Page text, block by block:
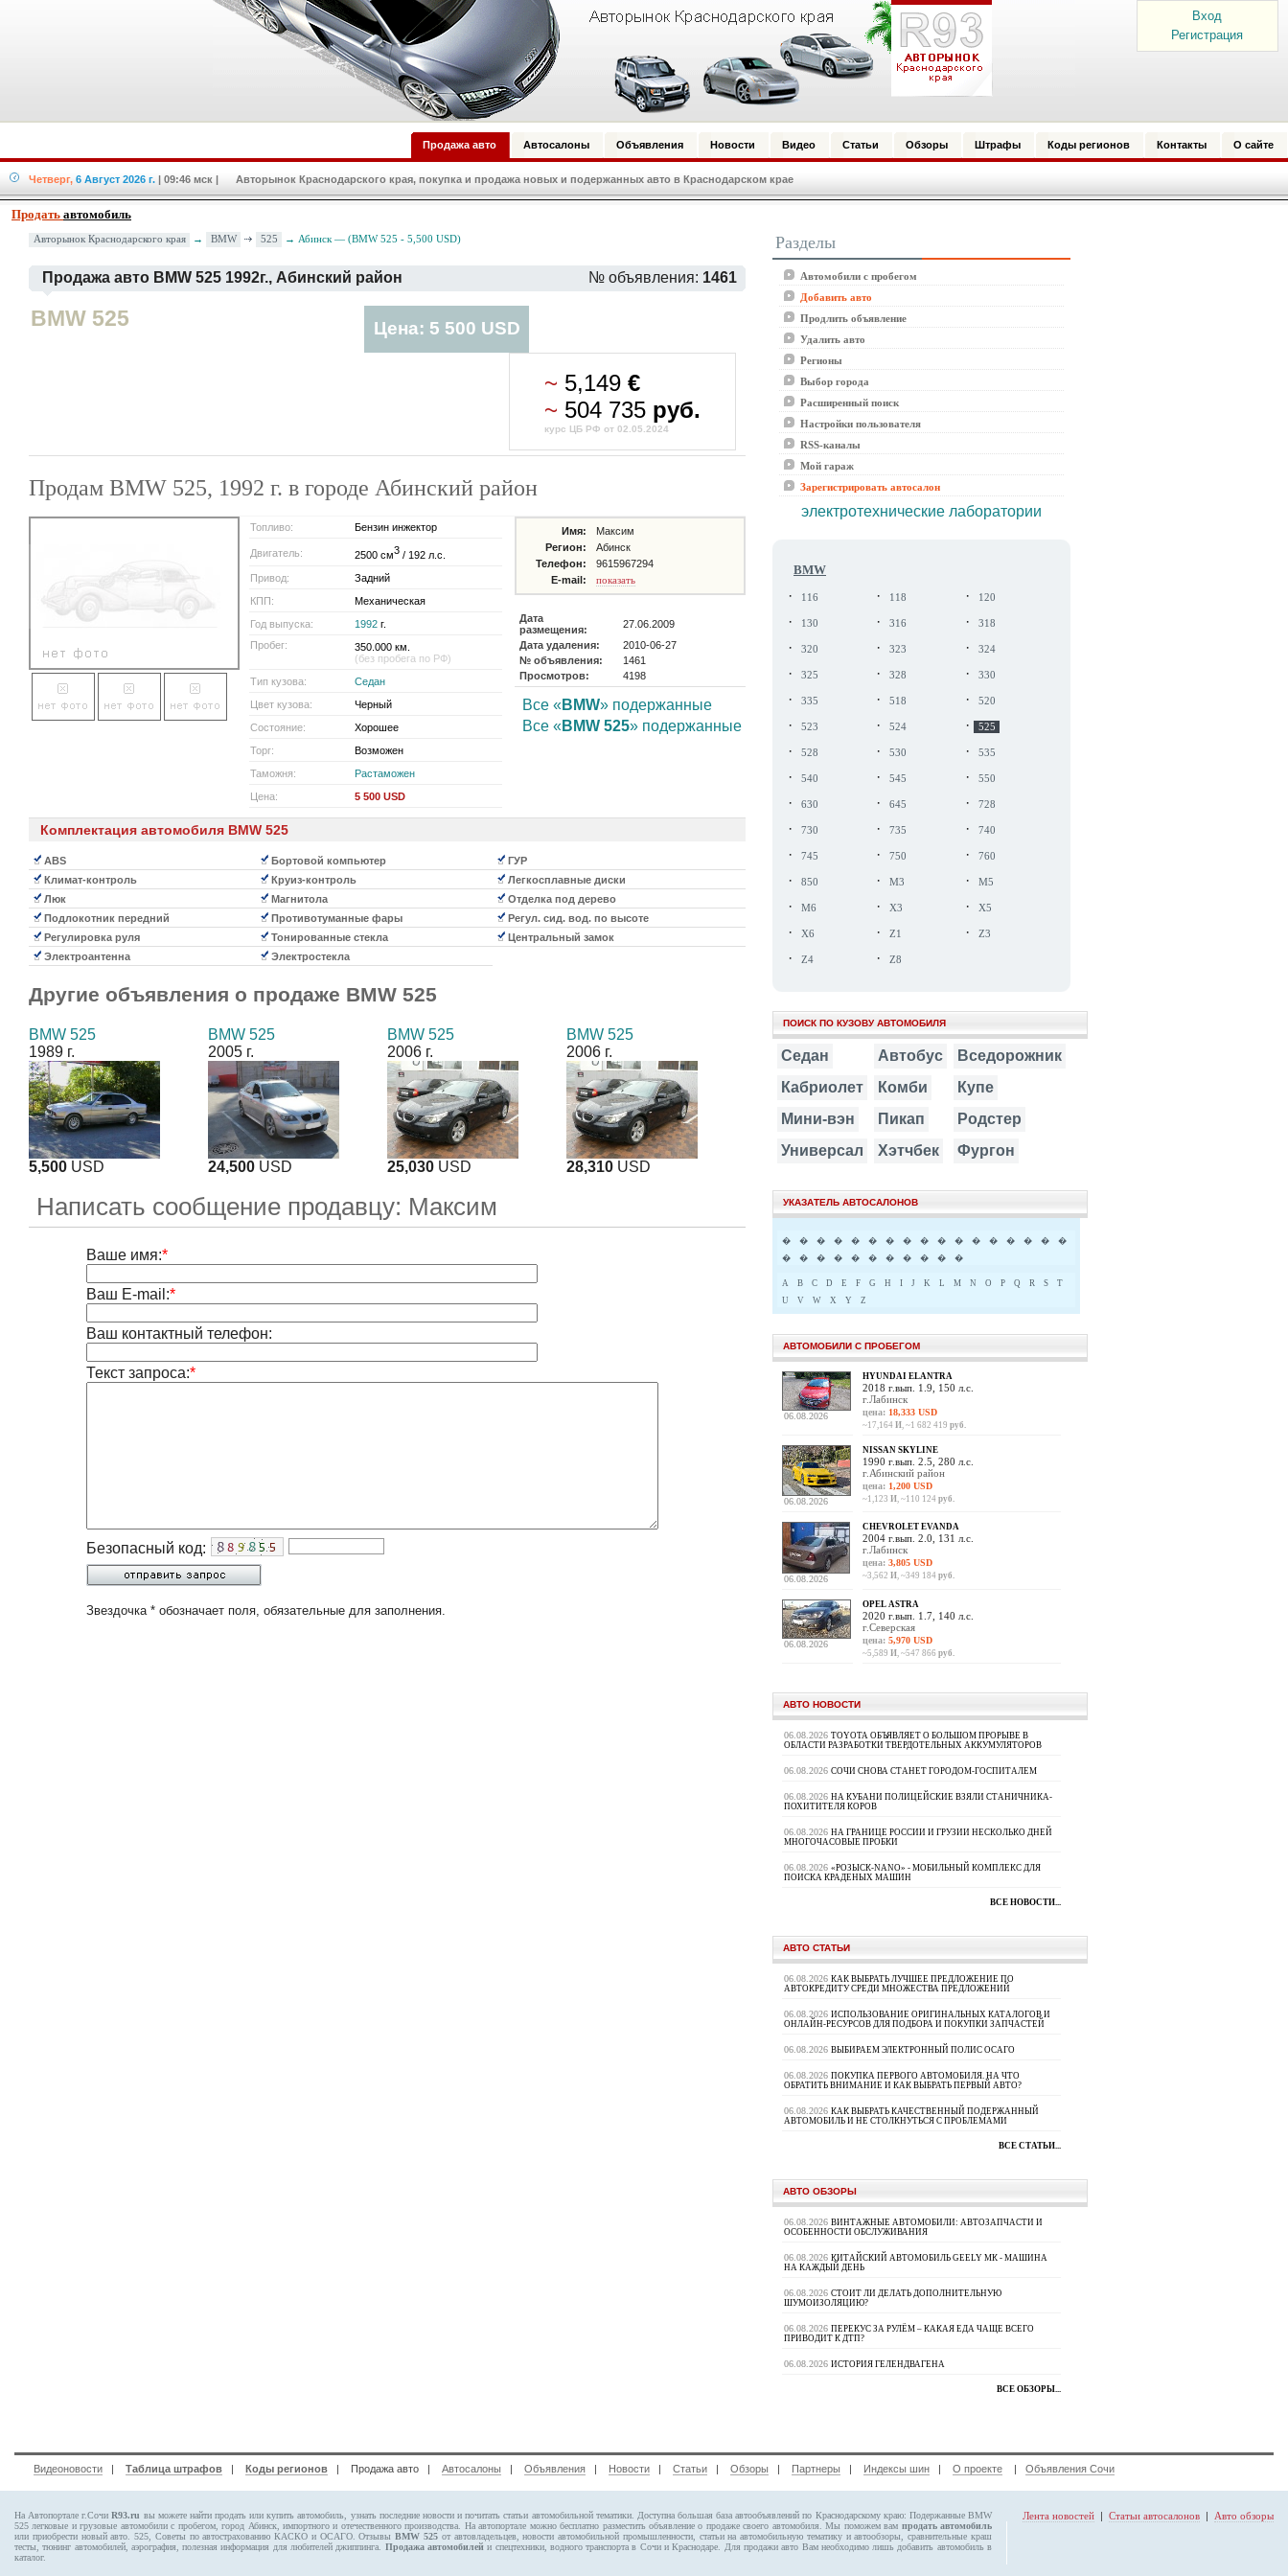
Вход
Регистрация
Продажа авто Автосалоны Объявления Новости Видео Статьи Обзоры Штрафы Коды регионов Контакты О сайте
Четверг, 6 Август 2026 г. | 09:46 мск | Авторынок Краснодарского края, покупка и продажа новых и подержанных авто в Краснодарском крае
Продать автомобиль
Авторынок Краснодарского края → BMW 525 → Абинск — (BMW 525 - 5,500 USD)
Продажа авто BMW 525 1992г., Абинский район № объявления: 1461
BMW 525 Цена: 5 500 USD
~ 5,149€
~ 504 735 руб.
курс ЦБ РФ от 02.05.2024
Продам BMW 525, 1992 г. в городе Абинский район
Топливо: Бензин инжектор
Двигатель: 2500 см3 / 192 л.с.
Привод:
Задний
КПП:
Механическая
Год выпуска:
1992 г.
Пробег:
350.000 км.
(без пробега по РФ)
Тип кузова:
Седан
Цвет кузова:
Черный
Состояние:
Хорошее
Торг:
Возможен
Таможня:
Растаможен
Цена:
5 500 USD
Имя:
Максим
Регион:
Абинск
Телефон:
9615967294
E-mail:
показать
Дата
размещения:
27.06.2009
Дата удаления:
2010-06-27
№ объявления:
1461
Просмотров:
4198
Все « BMW» подержанные
Все « BMW 525» подержанные
Комплектация автомобиля BMW 525
ABS Бортовой компьютер
ГУР
Климат-контроль
Круиз-контроль
Легкосплавные диски
Люк
Магнитола
Отделка под дерево
Подлокотник передний
Противотуманные фары
Регул. сид. вод. по высоте
Регулировка руля
Тонированные стекла
Центральный замок
Электроантенна
Электростекла
Другие объявления о продаже BMW 525
BMW 525
1989 г.
5,500 USD
BMW 525
2005 г.
24,500 USD
BMW 525
2006 г.
25,030 USD
BMW 525
2006 г.
28,310 USD
Написать сообщение продавцу: Максим
Ваше имя:*
Ваш E-mail:*
Ваш контактный телефон:
Текст запроса:*
Безопасный код:
Звездочка * обозначает поля, обязательные для заполнения.
Разделы
Автомобили с пробегом
Добавить авто
Продлить объявление
Удалить авто
Регионы
Выбор города
Расширенный поиск
Настройки пользователя
RSS-каналы
Мой гараж
Зарегистрировать автосалон
электротехнические лаборатории
BMW
· 116 · 118 · 120
· 130 · 316 · 318
· 320 · 323 · 324
· 325 · 328 · 330
· 335 · 518 · 520
· 523 · 524 · 525
· 528 · 530 · 535
· 540 · 545 · 550
· 630 · 645 · 728
· 730 · 735 · 740
· 745 · 750 · 760
· 850 · M3 · M5
· M6 · X3 · X5
· X6 · Z1 · Z3
· Z4 · Z8
ПОИСК ПО КУЗОВУ АВТОМОБИЛЯ
Седан Автобус
Вседорожник
Кабриолет
Комби
Купе
Мини-вэн
Пикап
Родстер
Универсал
Хэтчбек Фургон
УКАЗАТЕЛЬ АВТОСАЛОНОВ
� � � � � � � � � � � � � � � �
�
�
� � � � � � � � � �
A B C D E F G H I J K L M N O P Q R S
T
U
V W X Y Z
АВТОМОБИЛИ С ПРОБЕГОМ
06.08.2026
HYUNDAI ELANTRA
2018 г.вып. 1.9, 150 л.с.
г.Лабинск
цена: 18,333 USD
~17,164 И, ~1 682 419 руб.
06.08.2026
NISSAN SKYLINE
1990 г.вып. 2.5, 280 л.с.
г.Абинский район
цена: 1,200 USD
~1,123 И, ~110 124 руб.
06.08.2026
CHEVROLET EVANDA
2004 г.вып. 2.0, 131 л.с.
г.Лабинск
цена: 3,805 USD
~3,562 И, ~349 184 руб.
06.08.2026
OPEL ASTRA
2020 г.вып. 1.7, 140 л.с.
г.Северская
цена: 5,970 USD
~5,589 И, ~547 866 руб.
АВТО НОВОСТИ
06.08.2026 TOYOTA ОБЪЯВЛЯЕТ О БОЛЬШОМ ПРОРЫВЕ В
ОБЛАСТИ РАЗРАБОТКИ ТВЕРДОТЕЛЬНЫХ АККУМУЛЯТОРОВ
06.08.2026 СОЧИ СНОВА СТАНЕТ ГОРОДОМ-ГОСПИТАЛЕМ
06.08.2026 НА КУБАНИ ПОЛИЦЕЙСКИЕ ВЗЯЛИ СТАНИЧНИКА-
ПОХИТИТЕЛЯ КОРОВ
06.08.2026 НА ГРАНИЦЕ РОССИИ И ГРУЗИИ НЕСКОЛЬКО ДНЕЙ
МНОГОЧАСОВЫЕ ПРОБКИ
06.08.2026 «РОЗЫСК-NANO» - МОБИЛЬНЫЙ КОМПЛЕКС ДЛЯ
ПОИСКА КРАДЕНЫХ МАШИН
ВСЕ НОВОСТИ...
АВТО СТАТЬИ
06.08.2026 КАК ВЫБРАТЬ ЛУЧШЕЕ ПРЕДЛОЖЕНИЕ ПО
АВТОКРЕДИТУ СРЕДИ МНОЖЕСТВА ПРЕДЛОЖЕНИЙ
06.08.2026 ИСПОЛЬЗОВАНИЕ ОРИГИНАЛЬНЫХ КАТАЛОГОВ И
ОНЛАЙН-РЕСУРСОВ ДЛЯ ПОДБОРА И ПОКУПКИ ЗАПЧАСТЕЙ
06.08.2026 ВЫБИРАЕМ ЭЛЕКТРОННЫЙ ПОЛИС ОСАГО
06.08.2026 ПОКУПКА ПЕРВОГО АВТОМОБИЛЯ. НА ЧТО
ОБРАТИТЬ ВНИМАНИЕ И КАК ВЫБРАТЬ ПЕРВЫЙ АВТО?
06.08.2026 КАК ВЫБРАТЬ КАЧЕСТВЕННЫЙ ПОДЕРЖАННЫЙ
АВТОМОБИЛЬ И НЕ СТОЛКНУТЬСЯ С ПРОБЛЕМАМИ
ВСЕ СТАТЬИ...
АВТО ОБЗОРЫ
06.08.2026 ВИНТАЖНЫЕ АВТОМОБИЛИ: АВТОЗАПЧАСТИ И
ОСОБЕННОСТИ ОБСЛУЖИВАНИЯ
06.08.2026 КИТАЙСКИЙ АВТОМОБИЛЬ GEELY МК - МАШИНА
НА КАЖДЫЙ ДЕНЬ
06.08.2026 СТОИТ ЛИ ДЕЛАТЬ ДОПОЛНИТЕЛЬНУЮ
ШУМОИЗОЛЯЦИЮ?
06.08.2026 ПЕРЕКУС ЗА РУЛЁМ – КАКАЯ ЕДА ЧАЩЕ ВСЕГО
ПРИВОДИТ К ДТП?
06.08.2026 ИСТОРИЯ ГЕЛЕНДВАГЕНА
ВСЕ ОБЗОРЫ...
Видеоновости | Таблица штрафов | Коды регионов | Продажа авто | Автосалоны | Объявления | Новости | Статьи | Обзоры | Партнеры | Индексы шин | О проекте | Объявления Сочи
На Автопортале г.СочиR93.ru вы можете найти продать или купить автомобиль, узнать последние новости и почитать статьи автомобильной тематики. Доступна большая база автообъявлений по Краснодарскому краю: Подержанные BMW
525 легковые и грузовые автомобили с пробегом, город Абинск, импортного и отечественного производства. На автопортале можно бесплатно разместить объявление о продаже своего автомобиля. Мы поможем вам продать автомобиль
или приобрести новый авто. 525, Советы по автострахованию КАСКО и ОСАГО. ОтзывыBMW 525 от автовладельцев, новости автомобильной промышленности, статьи на автомобильную тематику и автообзоры, сравнительные краш
тесты, тюнинг автомобилей, аэрография, полезная информация для любителей джиппинга. Продажа автомобилейи спецтехники, водного транспорта в Сочи и Краснодаре.
Для продажи авто Вам необходимо лишь добавить автомобиль в
каталог.
Лента новостей | Статьи автосалонов | Авто обзоры